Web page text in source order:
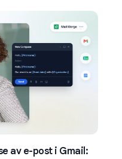
av e-post i Gmail: